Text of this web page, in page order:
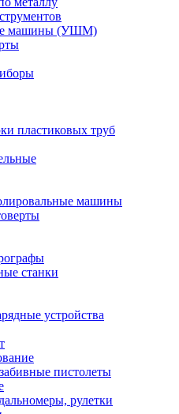
машины (УШМ)
пластиковых труб
машины
станки
устройства
пистолеты
рулетки